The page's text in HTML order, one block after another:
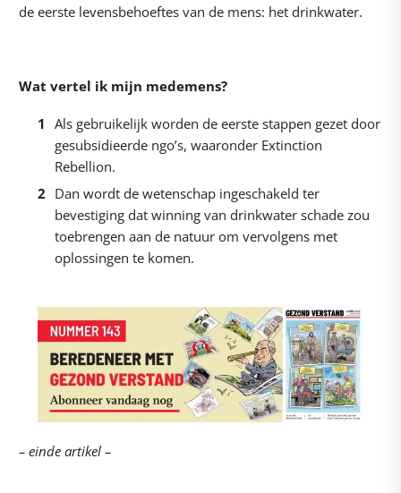
de eerste levensbehoeftes van de mens: het drinkwater.
Wat vertel ik mijn medemens?
Als gebruikelijk worden de eerste stappen gezet door
gesubsidieerde ngo’s, waaronder Extinction
Rebellion.
Dan wordt de wetenschap ingeschakeld ter
bevestiging dat winning van drinkwater schade zou
toebrengen aan de natuur om vervolgens met
oplossingen te komen.
– einde artikel –